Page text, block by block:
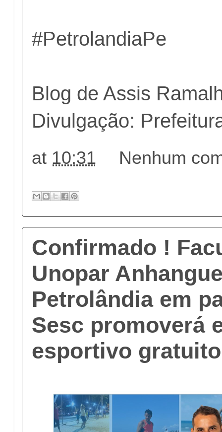
#PetrolandiaPe
Blog de Assis
Divulgação:
at 10:31 Nenhum
Confirmado !
Unopar
Petrolândia em
Sesc promoverá
esportivo